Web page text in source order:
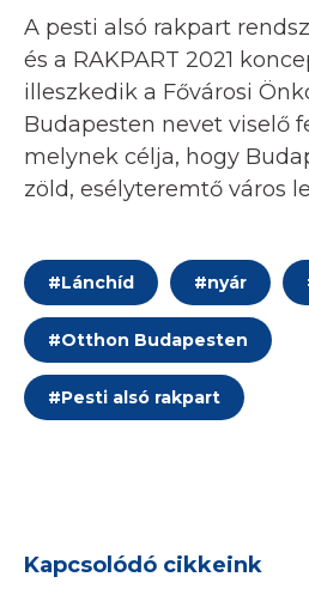
A pesti alsó rakpart
és a RAKPART 2021
illeszkedik a Fővárosi
Budapesten nevet viselő
melynek célja, hogy
zöld, esélyteremtő város
#Lánchíd #nyár
#Otthon Budapesten
#Pesti alsó rakpart
Kapcsolódó cikkeink